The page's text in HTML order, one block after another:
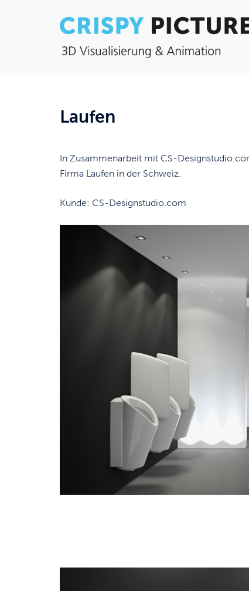
Laufen
In Zusammenarbeit mit CS-
Firma Laufen in der Schweiz.
Kunde: CS-Designstudio.com